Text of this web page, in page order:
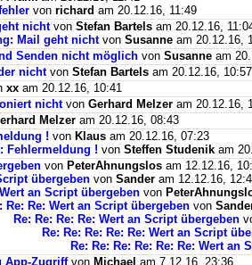
von richard am 20.12.16, 11:49
nichtvon Stefan Bartels am 20.12.16,
Mail geht nichtvon Susanne am 20.12.16,
Senden nicht möglich von Susanne am
nichtvon Stefan Bartels am 20.12.16, 10:57
xx am 20.12.16, 10:41
nichtvon Gerhard Melzer am 20.12.16,
Melzer am 20.12.16, 08:43
! von Klaus am 20.12.16, 07:23
Fehlermeldung ! von Steffen Studenik am
von PeterAhnungslos am 12.12.16,
übergeben von Sander am 12.12.16,
an Script übergeben von
Re: Re: Wert an Script übergeben von
Re: Re: Re: Re: Wert an Script übergeben
Re: Re: Re: Re: Re: Wert an Script
Re: Re: Re: Re: Re: Re: Wert an
App-Zugriffvon Michael am 7.12.16, 23:36